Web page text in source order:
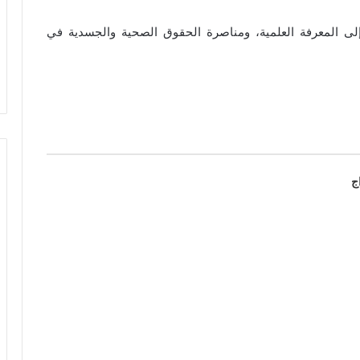
المعرفة العلمية، ومناصرة الحقوق الصحية والجسدية في